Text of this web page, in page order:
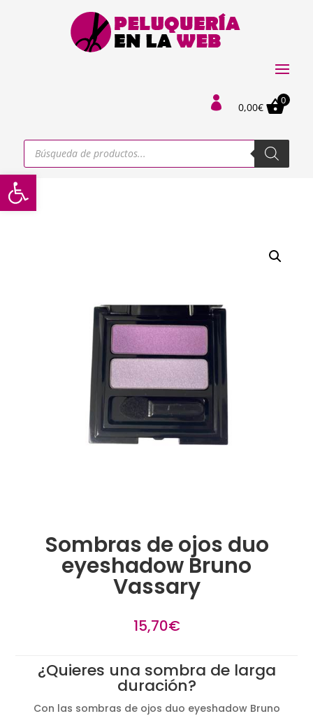
Abrir barra de herramientas
 0,00€
0
Búsqueda
productos
Sombras de ojos duo
eyeshadow Bruno
Vassary
15,70€
¿Quieres una sombra de larga
duración?
Con las sombras de ojos duo eyeshadow Bruno